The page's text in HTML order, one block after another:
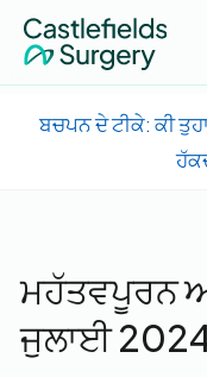
ਬਚਪਨ ਦੇ ਟੀਕੇ: ਕੀ
ਮਹੱਤਵਪੂਰਨ
ਜੁਲਾਈ